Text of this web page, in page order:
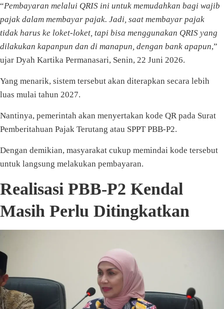
“Pembayaran melalui QRIS ini untuk memudahkan bagi wajib
pajak dalam membayar pajak. Jadi, saat membayar pajak
tidak harus ke loket-loket, tapi bisa menggunakan QRIS yang
dilakukan kapanpun dan di manapun, dengan bank apapun,”
ujar Dyah Kartika Permanasari, Senin, 22 Juni 2026.
Yang menarik, sistem tersebut akan diterapkan secara lebih
luas mulai tahun 2027.
Nantinya, pemerintah akan menyertakan kode QR pada Surat
Pemberitahuan Pajak Terutang atau SPPT PBB-P2.
Dengan demikian, masyarakat cukup memindai kode tersebut
untuk langsung melakukan pembayaran.
Realisasi PBB-P2 Kendal
Masih Perlu Ditingkatkan